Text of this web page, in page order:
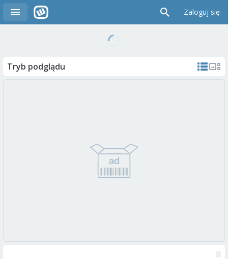
Zaloguj się
Tryb podglądu